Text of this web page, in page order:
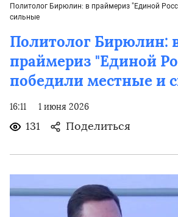
Политолог Бирюлин: в праймериз "Единой
сильные
Политолог Бирюлин:
праймериз "Единой
победили местные и
16:11 1 июня 2026
131 Поделиться